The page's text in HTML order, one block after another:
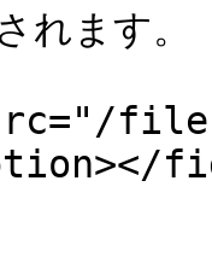
れます。